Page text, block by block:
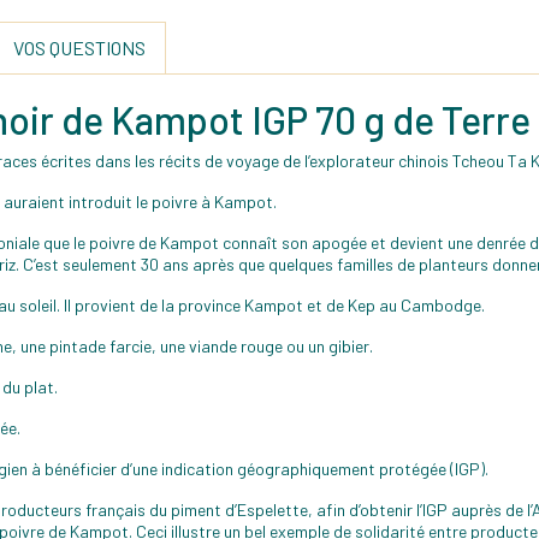
VOS QUESTIONS
de Kampot IGP 70 g de
écrites dans les récits de voyage de l’explorateur chinois Tcheou Ta
auraient introduit le poivre à Kampot.
que le poivre de Kampot connaît son apogée et devient une
C’est seulement 30 ans après que quelques familles de planteurs
soleil. Il provient de la province Kampot et de Kep au Cambodge.
une pintade farcie, une viande rouge ou un gibier.
du plat.
à bénéficier d’une indication géographiquement protégée (IGP).
français du piment d’Espelette, afin d’obtenir l’IGP auprès de
de Kampot. Ceci illustre un bel exemple de solidarité entre